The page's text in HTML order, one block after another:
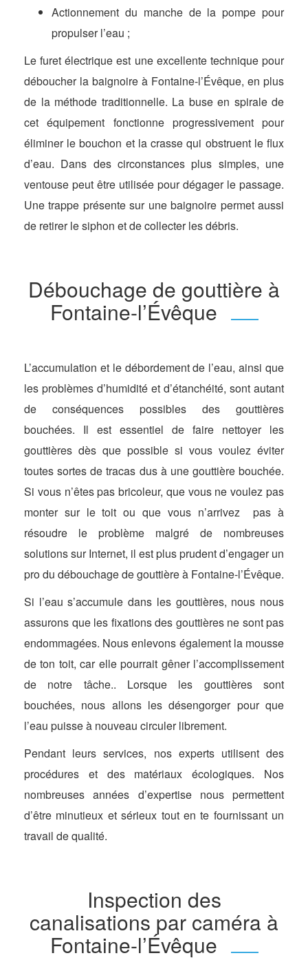
Actionnement du manche de la pompe pour
propulser l’eau ;
Le furet électrique est une excellente technique pour
déboucher la baignoire à Fontaine-l’Évêque, en plus
de la méthode traditionnelle. La buse en spirale de
cet équipement fonctionne progressivement pour
éliminer le bouchon et la crasse qui obstruent le flux
d’eau. Dans des circonstances plus simples, une
ventouse peut être utilisée pour dégager le passage.
Une trappe présente sur une baignoire permet aussi
de retirer le siphon et de collecter les débris.
Débouchage de gouttière à
Fontaine-l’Évêque
L’accumulation et le débordement de l’eau, ainsi que
les problèmes d’humidité et d’étanchéité, sont autant
de conséquences possibles des gouttières
bouchées. Il est essentiel de faire nettoyer les
gouttières dès que possible si vous voulez éviter
toutes sortes de tracas dus à une gouttière bouchée.
Si vous n’êtes pas bricoleur, que vous ne voulez pas
monter sur le toit ou que vous n’arrivez pas à
résoudre le problème malgré de nombreuses
solutions sur Internet, il est plus prudent d’engager un
pro du débouchage de gouttière à Fontaine-l’Évêque.
Si l’eau s’accumule dans les gouttières, nous nous
assurons que les fixations des gouttières ne sont pas
endommagées. Nous enlevons également la mousse
de ton toit, car elle pourrait gêner l’accomplissement
de notre tâche.. Lorsque les gouttières sont
bouchées, nous allons les désengorger pour que
l’eau puisse à nouveau circuler librement.
Pendant leurs services, nos experts utilisent des
procédures et des matériaux écologiques. Nos
nombreuses années d’expertise nous permettent
d’être minutieux et sérieux tout en te fournissant un
travail de qualité.
Inspection des
canalisations par caméra à
Fontaine-l’Évêque